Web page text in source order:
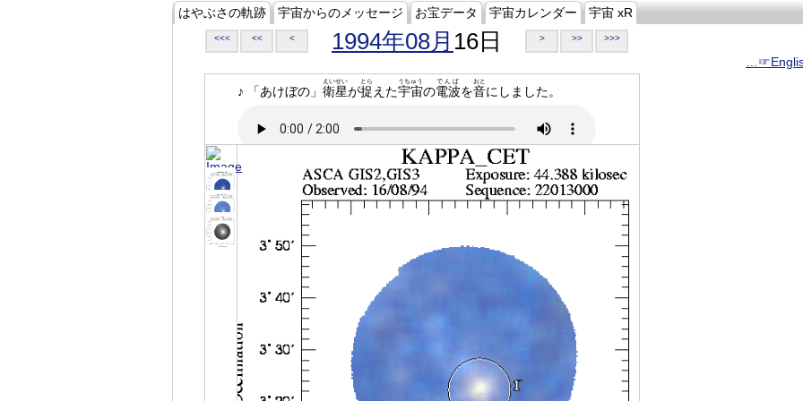
はやぶさの軌跡 宇宙からのメッセージ お宝データ 宇宙カレンダー 宇宙 xR
<<< << < 1994年08月 16日 > >> >>>
♪ 「あけぼの」 衛星
えいせい
が捉
とら
えた宇宙
うちゅう
の電波
でんぱ
を音
おと
にしました。